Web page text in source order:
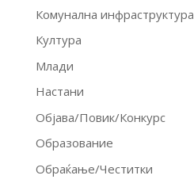
Комунална инфраструктура
Култура
Млади
Настани
Објава/Повик/Конкурс
Образование
Обраќање/Честитки